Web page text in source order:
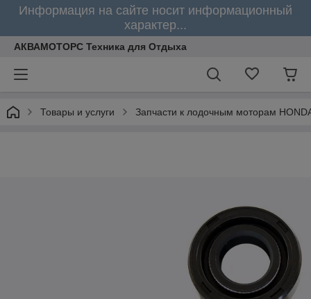
Информация на сайте носит информационный
характер...
АКВАМОТОРС Техника для Отдыха
Товары и услуги Запчасти к лодочным моторам